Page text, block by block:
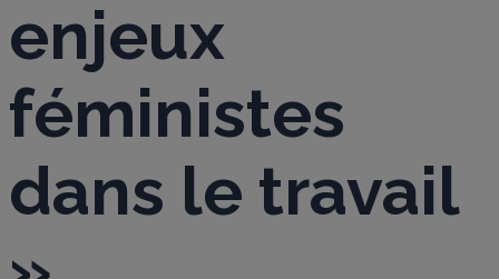
enjeux
féministes
dans le travail